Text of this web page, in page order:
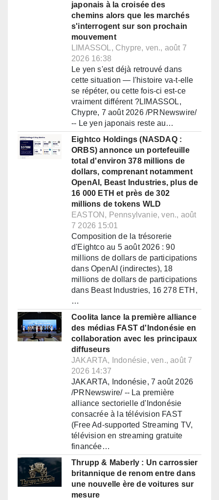
japonais à la croisée des
chemins alors que les marchés
s'interrogent sur son prochain
mouvement
LIMASSOL, Chypre, ven., août 7
2026 16:38
Le yen s'est déjà retrouvé dans
cette situation — l'histoire va-t-elle
se répéter, ou cette fois-ci est-ce
vraiment différent ?LIMASSOL,
Chypre, 7 août 2026 /PRNewswire/
-- Le yen japonais reste au…
Eightco Holdings (NASDAQ :
ORBS) annonce un portefeuille
total d'environ 378 millions de
dollars, comprenant notamment
OpenAI, Beast Industries, plus de
16 000 ETH et près de 302
millions de tokens WLD
EASTON, Pennsylvanie, ven., août
7 2026 15:01
Composition de la trésorerie
d'Eightco au 5 août 2026 : 90
millions de dollars de participations
dans OpenAI (indirectes), 18
millions de dollars de participations
dans Beast Industries, 16 278 ETH,
…
Coolita lance la première alliance
des médias FAST d'Indonésie en
collaboration avec les principaux
diffuseurs
JAKARTA, Indonésie, ven., août 7
2026 14:37
JAKARTA, Indonésie, 7 août 2026
/PRNewswire/ -- La première
alliance sectorielle d'Indonésie
consacrée à la télévision FAST
(Free Ad-supported Streaming TV,
télévision en streaming gratuite
financée…
Thrupp & Maberly : Un carrossier
britannique de renom entre dans
une nouvelle ère de voitures sur
mesure